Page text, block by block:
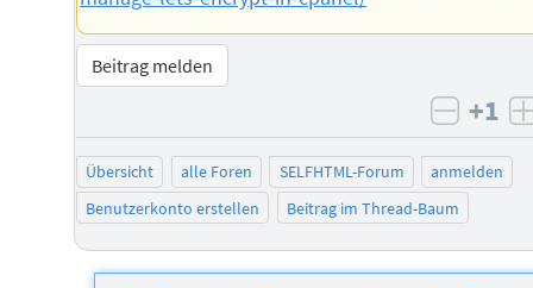
Beitrag melden
+1
Übersicht alle Foren SELFHTML-Forum
anmelden
Benutzerkonto erstellen
Beitrag im Thread-Baum